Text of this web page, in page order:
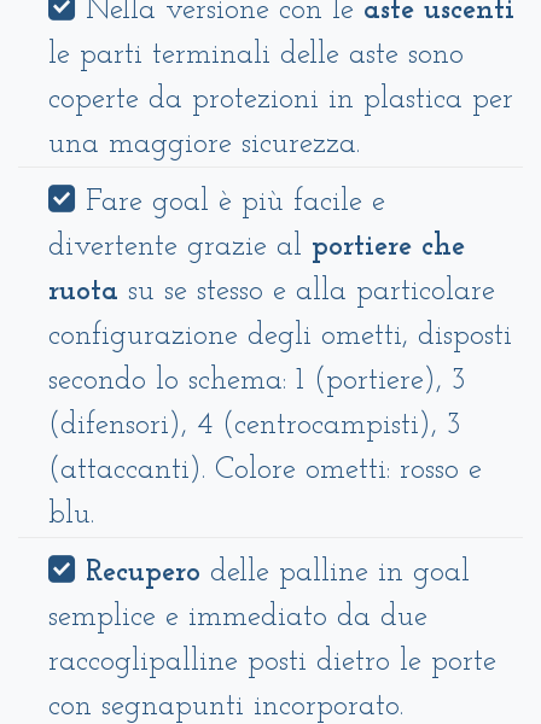
Nella versione con le aste uscenti
le parti terminali delle aste sono
coperte da protezioni in plastica per
una maggiore sicurezza.
Fare goal è più facile e
divertente grazie al portiere che
ruota su se stesso e alla particolare
configurazione degli ometti, disposti
secondo lo schema: 1 (portiere), 3
(difensori), 4 (centrocampisti), 3
(attaccanti). Colore ometti: rosso e
blu.
Recupero delle palline in goal
semplice e immediato da due
raccoglipalline posti dietro le porte
con segnapunti incorporato.